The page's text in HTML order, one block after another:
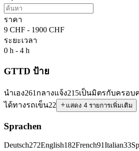
ราคา
9 CHF - 1900 CHF
ระยะเวลา
0 h - 4 h
GTTD ป้าย
นำเอง261 กลางแจ้ง215เป็นมิตรกับครอบ
ได้ทางรถเข็น22 แสดง 4 รายการเพิ่มเติม
Sprachen
Deutsch272English182French91Italian33